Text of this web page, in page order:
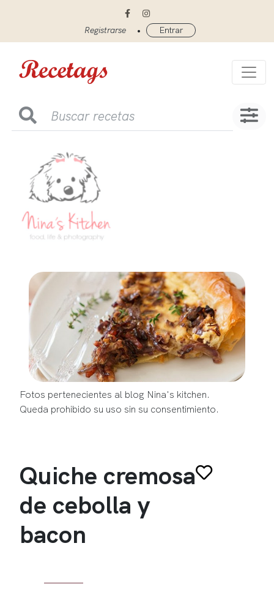
Registrarse • Entrar
Fotos pertenecientes al blog Nina's kitchen.
Queda prohibido su uso sin su consentimiento.
Quiche cremosa
de cebolla y
bacon